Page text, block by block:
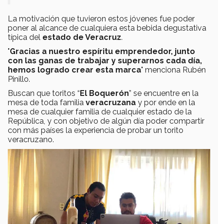
La motivación que tuvieron estos jóvenes fue poder
poner al alcance de cualquiera esta bebida degustativa
típica del estado de Veracruz.
"Gracias a nuestro espíritu emprendedor, junto
con las ganas de trabajar y superarnos cada día,
hemos logrado crear esta marca" menciona Rubén
Pinillo.
Buscan que toritos “El Boquerón” se encuentre en la
mesa de toda familia veracruzana y por ende en la
mesa de cualquier familia de cualquier estado de la
República, y con objetivo de algún día poder compartir
con más países la experiencia de probar un torito
veracruzano.